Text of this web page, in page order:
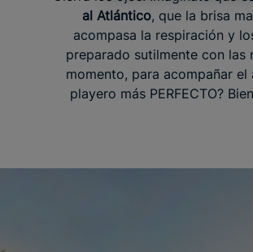
al Atlántico, que la brisa
acompasa la respiración y
preparado sutilmente con las
momento, para acompañar
playero más PERFECTO?